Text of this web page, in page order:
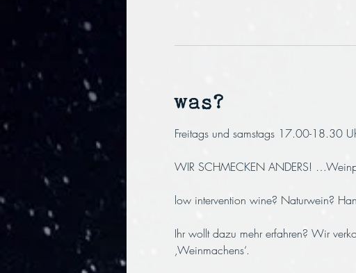
was?
Freitags und samstags 17.00-18.30
WIR SCHMECKEN ANDERS!
low intervention wine? Naturwein?
Ihr wollt dazu mehr erfahren? Wir
‚Weinmachens‘.